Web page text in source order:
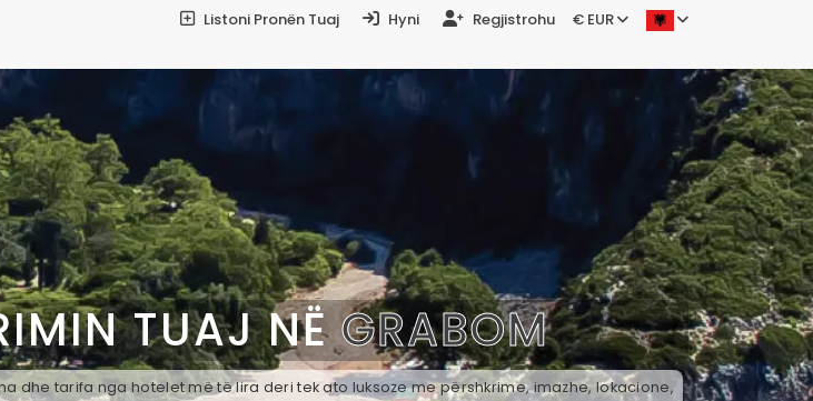
Listoni Pronën Tuaj Hyni Regjistrohu € EUR
TUAJ NËGRABOM
dhe tarifa nga hotelet më të lira deri tek ato luksoze me përshkrime, imazhe, lokacione,